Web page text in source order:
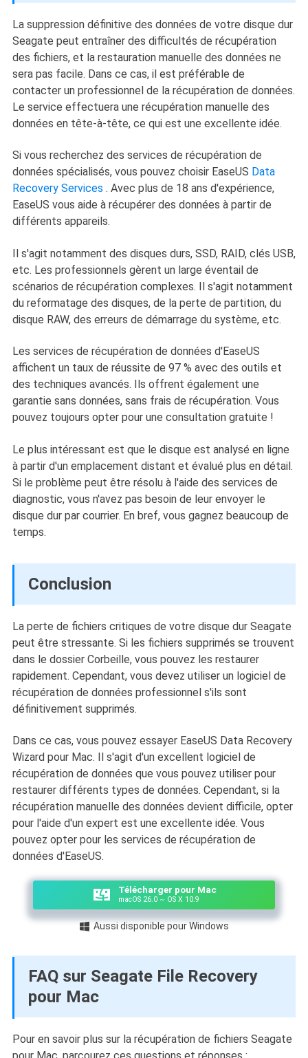
La suppression définitive des données de votre disque dur
Seagate peut entraîner des difficultés de récupération
des fichiers, et la restauration manuelle des données ne
sera pas facile. Dans ce cas, il est préférable de
contacter un professionnel de la récupération de données.
Le service effectuera une récupération manuelle des
données en tête-à-tête, ce qui est une excellente idée.
Si vous recherchez des services de récupération de
données spécialisés, vous pouvez choisir EaseUS Data
Recovery Services . Avec plus de 18 ans d'expérience,
EaseUS vous aide à récupérer des données à partir de
différents appareils.
Il s'agit notamment des disques durs, SSD, RAID, clés USB,
etc. Les professionnels gèrent un large éventail de
scénarios de récupération complexes. Il s'agit notamment
du reformatage des disques, de la perte de partition, du
disque RAW, des erreurs de démarrage du système, etc.
Les services de récupération de données d'EaseUS
affichent un taux de réussite de 97 % avec des outils et
des techniques avancés. Ils offrent également une
garantie sans données, sans frais de récupération. Vous
pouvez toujours opter pour une consultation gratuite !
Le plus intéressant est que le disque est analysé en ligne
à partir d'un emplacement distant et évalué plus en détail.
Si le problème peut être résolu à l'aide des services de
diagnostic, vous n'avez pas besoin de leur envoyer le
disque dur par courrier. En bref, vous gagnez beaucoup de
temps.
Conclusion
La perte de fichiers critiques de votre disque dur Seagate
peut être stressante. Si les fichiers supprimés se trouvent
dans le dossier Corbeille, vous pouvez les restaurer
rapidement. Cependant, vous devez utiliser un logiciel de
récupération de données professionnel s'ils sont
définitivement supprimés.
Dans ce cas, vous pouvez essayer EaseUS Data Recovery
Wizard pour Mac. Il s'agit d'un excellent logiciel de
récupération de données que vous pouvez utiliser pour
restaurer différents types de données. Cependant, si la
récupération manuelle des données devient difficile, opter
pour l'aide d'un expert est une excellente idée. Vous
pouvez opter pour les services de récupération de
données d'EaseUS.
Télécharger pour Mac
macOS 26.0 ~ OS X 10.9
 Aussi disponible pour Windows
FAQ sur Seagate File Recovery
pour Mac
Pour en savoir plus sur la récupération de fichiers Seagate